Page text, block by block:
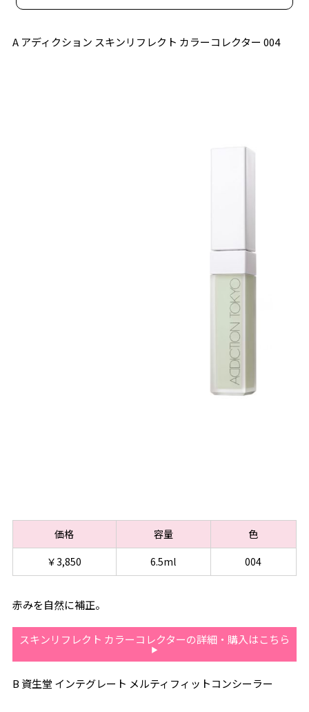
A アディクション スキンリフレクト カラーコレクター 004
価格 容量
色
￥3,850
6.5ml 004
赤みを自然に補正。
スキンリフレクト カラーコレクターの詳細・購入はこちら
B 資生堂 インテグレート メルティフィットコンシーラー